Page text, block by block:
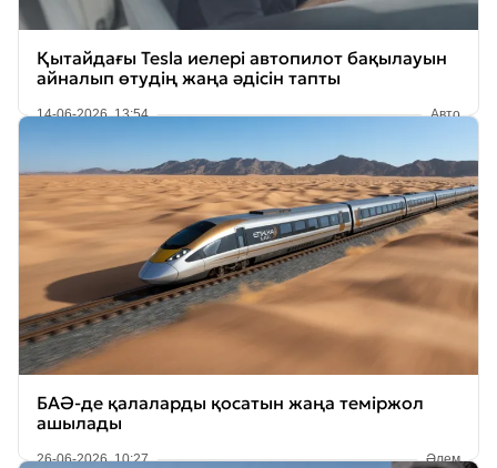
Қытайдағы Tesla иелері автопилот бақылауын
айналып өтудің жаңа әдісін тапты
14-06-2026, 13:54 Авто
БАӘ-де қалаларды қосатын жаңа теміржол
ашылады
26-06-2026, 10:27 Әлем